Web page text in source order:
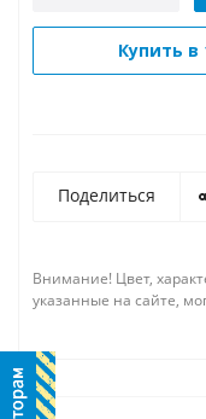
Купить в
Поделиться
Внимание! Цвет,
указанные на сайте,